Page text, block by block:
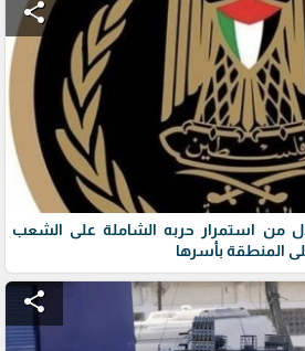
share
من استمرار حربه الشاملة على الشعب
المنطقة بأسرها
share